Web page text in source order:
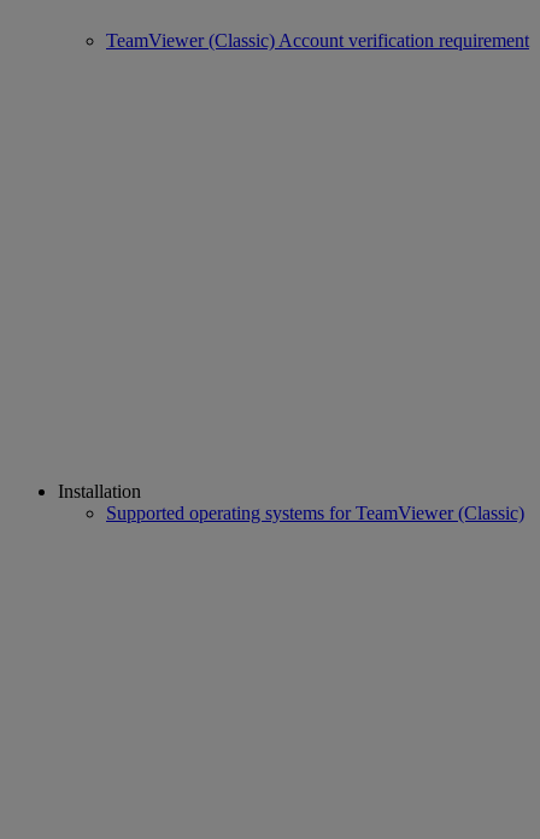
TeamViewer (Classic) Account verification requirement
Installation
Supported operating systems for TeamViewer (Classic)